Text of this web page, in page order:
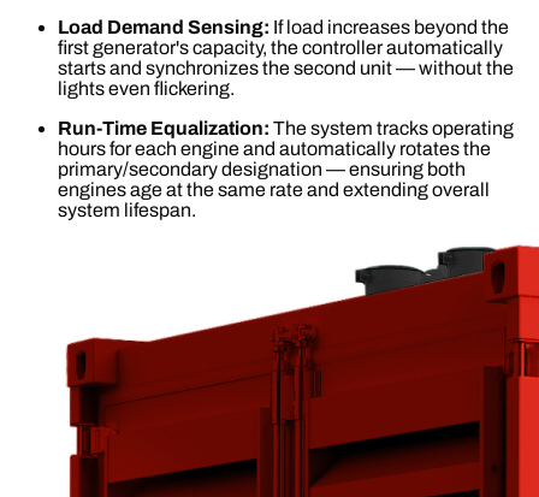
Load Demand Sensing: If load increases beyond the
first generator's capacity, the controller automatically
starts and synchronizes the second unit — without the
lights even flickering.
Run-Time Equalization: The system tracks operating
hours for each engine and automatically rotates the
primary/secondary designation — ensuring both
engines age at the same rate and extending overall
system lifespan.